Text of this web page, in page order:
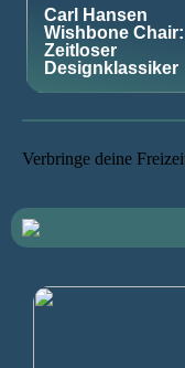
Carl Hansen
Wishbone
Zeitloser
Designklassiker
Verbringe deine